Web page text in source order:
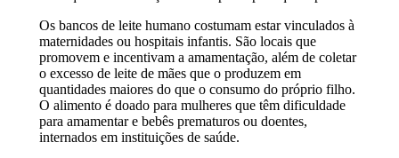
Os bancos de leite humano costumam estar vinculados à
maternidades ou hospitais infantis. São locais que
promovem e incentivam a amamentação, além de coletar
o excesso de leite de mães que o produzem em
quantidades maiores do que o consumo do próprio filho.
O alimento é doado para mulheres que têm dificuldade
para amamentar e bebês prematuros ou doentes,
internados em instituições de saúde.